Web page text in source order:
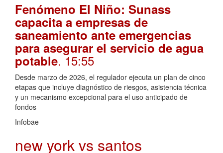
Fenómeno El Niño: Sunass
capacita a empresas de
saneamiento ante emergencias
para asegurar el servicio de agua
potable. 15:55
Desde marzo de 2026, el regulador ejecuta un plan de cinco
etapas que incluye diagnóstico de riesgos, asistencia técnica
y un mecanismo excepcional para el uso anticipado de
fondos
Infobae
new york vs santos